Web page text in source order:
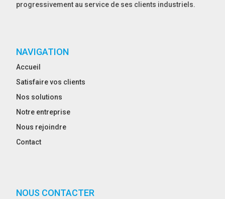
progressivement au service de ses clients industriels.
NAVIGATION
Accueil
Satisfaire vos clients
Nos solutions
Notre entreprise
Nous rejoindre
Contact
NOUS CONTACTER